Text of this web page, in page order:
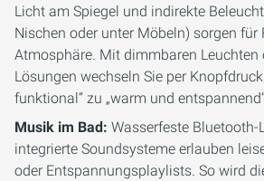
Licht am Spiegel und indirekte
Nischen oder unter Möbeln) sorgen
Atmosphäre. Mit dimmbaren Leuchten
Lösungen wechseln Sie per
funktional“ zu „warm und
Musik im Bad: Wasserfeste Bluetooth-
integrierte Soundsysteme erlauben
oder Entspannungsplaylists. So wird